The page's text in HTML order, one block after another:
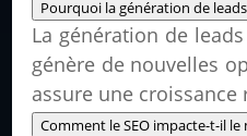
Pourquoi la génération de
La génération de
génère de nouvelles
assure une croissance
Comment le SEO impacte-t-il le